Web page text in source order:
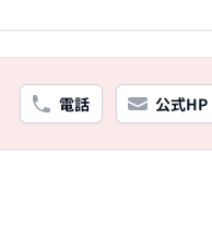
電話 公式HP